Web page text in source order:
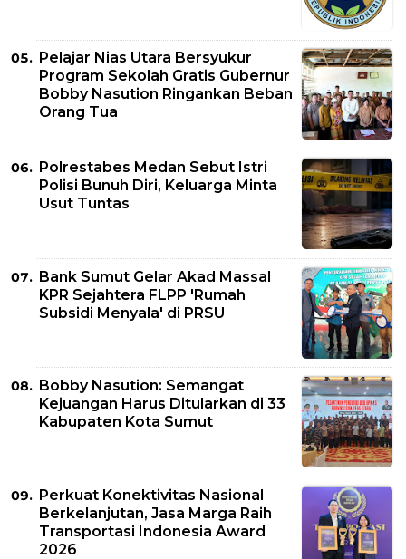
Pelajar Nias Utara Bersyukur
Program Sekolah Gratis Gubernur
Bobby Nasution Ringankan Beban
Orang Tua
Polrestabes Medan Sebut Istri
Polisi Bunuh Diri, Keluarga Minta
Usut Tuntas
Bank Sumut Gelar Akad Massal
KPR Sejahtera FLPP 'Rumah
Subsidi Menyala' di PRSU
Bobby Nasution: Semangat
Kejuangan Harus Ditularkan di 33
Kabupaten Kota Sumut
Perkuat Konektivitas Nasional
Berkelanjutan, Jasa Marga Raih
Transportasi Indonesia Award
2026